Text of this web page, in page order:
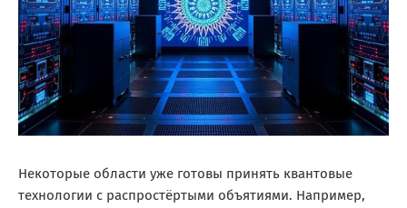
Некоторые области уже готовы принять квантовые
технологии с распростёртыми объятиями. Например,